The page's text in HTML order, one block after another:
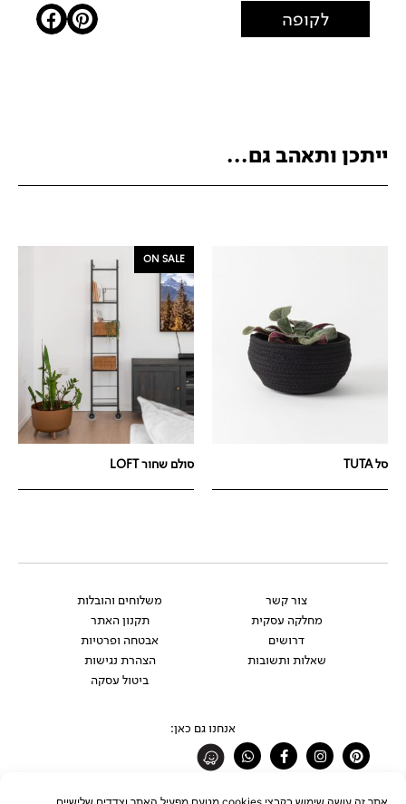
לקופה
ייתכן ותאהב גם...
סל TUTA
ON SALE
סולם שחור LOFT
צור קשר
מחלקה עסקית
דרושים
שאלות ותשובות
משלוחים והובלות
תקנון האתר
אבטחה ופרטיות
הצהרת נגישות
ביטול עסקה
אנחנו גם כאן:
Pinterest
Instagram
Facebook-
f
Whatsapp